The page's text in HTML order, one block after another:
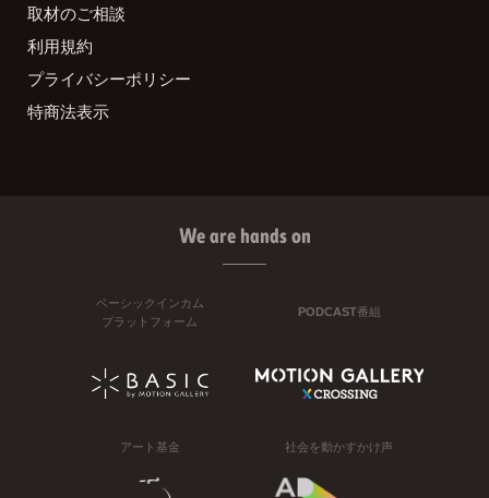
取材のご相談
利用規約
プライバシーポリシー
特商法表示
We are hands on
ベーシックインカム
プラットフォーム
PODCAST番組
アート基金 社会を動かすかけ声